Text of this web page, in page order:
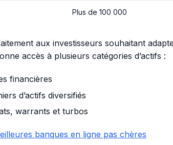
Plus de 100 000
aux investisseurs souhaitant
accès à plusieurs catégories d’actifs :
financières
d’actifs diversifiés
warrants et turbos
banques en ligne pas chères